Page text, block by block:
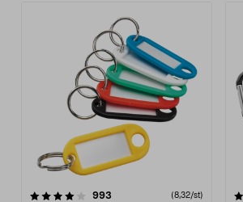
993 (8,32/st)
4.0 av 5 stjärnor